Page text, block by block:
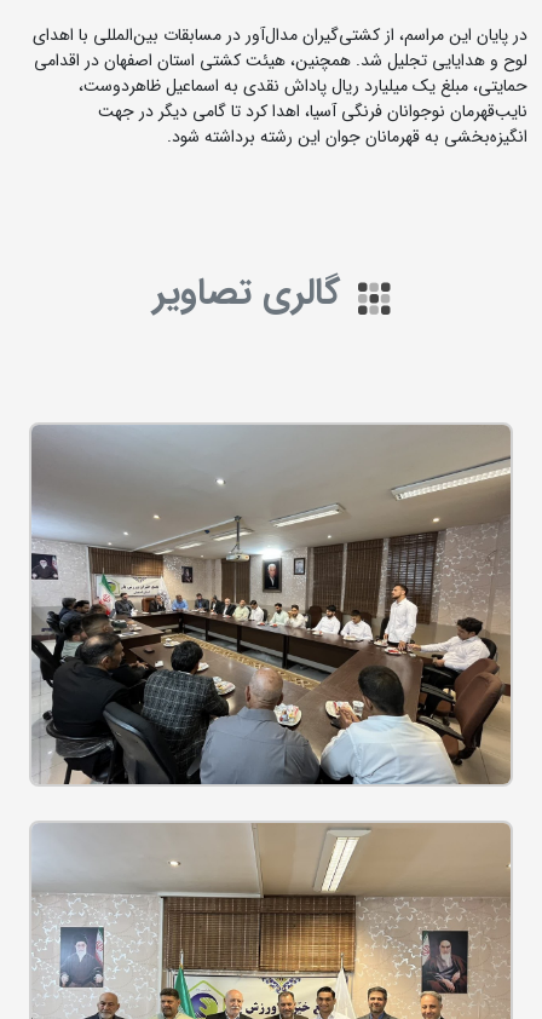
در پایان این مراسم، از کشتی‌گیران مدال‌آور در مسابقات بین‌المللی با اهدای
لوح و هدایایی تجلیل شد. همچنین، هیئت کشتی استان اصفهان در اقدامی
حمایتی، مبلغ یک میلیارد ریال پاداش نقدی به اسماعیل ظاهردوست،
نایب‌قهرمان نوجوانان فرنگی آسیا، اهدا کرد تا گامی دیگر در جهت
انگیزه‌بخشی به قهرمانان جوان این رشته برداشته شود.
گالری تصاویر